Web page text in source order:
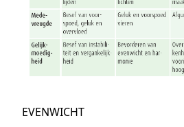
EVENWICHT